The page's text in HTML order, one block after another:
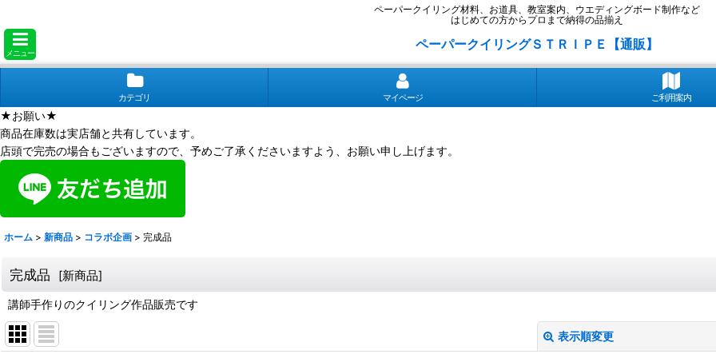
ペーパークイリング材料、お道具、教室案内、ウエディングボード制作など
はじめての方からプロまで納得の品揃え
メニュー
ペーパークイリングＳＴＲＩＰＥ【通販】
カテゴリ マイページ ご利用案内
★お願い★
商品在庫数は実店舗と共有しています。
店頭で完売の場合もございますので、予めご了承くださいますよう、お願い申し上げます。
ホーム > 新商品 > コラボ企画 > 完成品
完成品 [新商品]
講師手作りのクイリング作品販売です
表示順変更